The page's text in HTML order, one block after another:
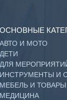
ОСНОВНЫЕ
АВТО И МОТО
ДЕТИ
ДЛЯ
ИНСТРУМЕНТЫ И
МЕБЕЛЬ И
МЕДИЦИНА